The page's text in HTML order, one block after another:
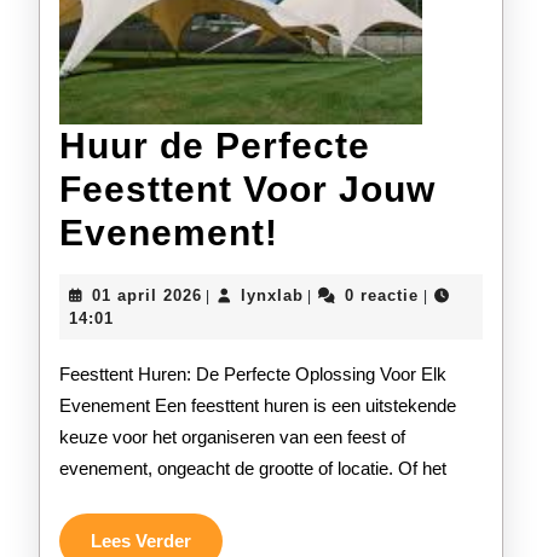
Huur de Perfecte
Feesttent Voor Jouw
Evenement!
Perfecte
Feesttent
Voor
Jouw
01 april 2026 01
lynxlablynxlab0 reactie
14:01
Feesttent Huren: De Perfecte Oplossing Voor Elk
Evenement Een feesttent huren is een uitstekende
keuze voor het organiseren van een feest of
evenement, ongeacht de grootte of locatie. Of het
Lees VerderLees